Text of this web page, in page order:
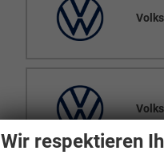
Wir respektieren